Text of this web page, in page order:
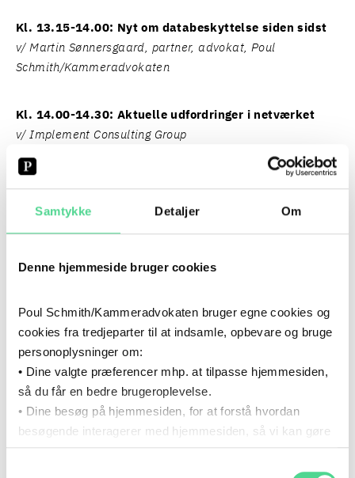
Samtykke Detaljer Om
Denne hjemmeside bruger cookies
Poul Schmith/Kammeradvokaten bruger egne cookies og
cookies fra tredjeparter til at indsamle, opbevare og bruge
personoplysninger om:
• Dine valgte præferencer mhp. at tilpasse hjemmesiden,
så du får en bedre brugeroplevelse.
• Dine besøg på hjemmesiden, for at forstå hvordan
besøgende interagerer med hjemmesiden, så vi kan gøre
Du kan til enhver tid tilbagekalde dit samtykke via det link,
Kl. 13.15-14.00: Nyt om databeskyttelse siden sidst
v/ Martin Sønnersgaard, partner, advokat, Poul
Schmith/Kammeradvokaten
Kl. 14.00-14.30: Aktuelle udfordringer i netværket
v/ Implement Consulting Group
Kl. 14.45-15.30: Trends i databeskyttelse og AI 2025
Schmith/Kammeradvokaten
Kl. 15.30-15.50: AI-erfaringer i netværket: Deling af
metoder og udfordringer
v/ Poul Schmith/Kammeradvokaten og Implement
Consulting Group
Kl. 15.50-16.05: Pause